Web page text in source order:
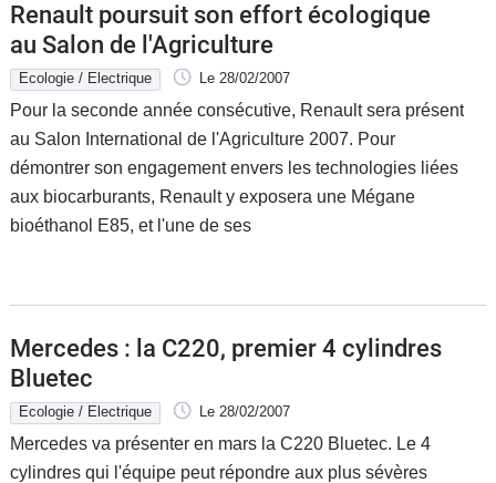
Renault poursuit son effort écologique
au Salon de l'Agriculture
Ecologie / Electrique Le 28/02/2007
Pour la seconde année consécutive, Renault sera présent
au Salon International de l'Agriculture 2007. Pour
démontrer son engagement envers les technologies liées
aux biocarburants, Renault y exposera une Mégane
bioéthanol E85, et l'une de ses
Mercedes : la C220, premier 4 cylindres
Bluetec
Ecologie / Electrique Le 28/02/2007
Mercedes va présenter en mars la C220 Bluetec. Le 4
cylindres qui l'équipe peut répondre aux plus sévères